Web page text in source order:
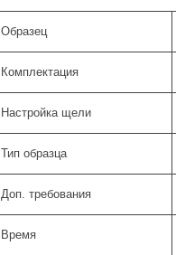
Образец
Комплектация
Настройка щели
Тип образца
Доп. требования
Время